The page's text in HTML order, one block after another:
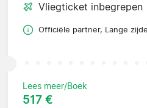
Vliegticket inbegrepen
Officiële partner, Lange zijde
Lees meer/Boek
517 €